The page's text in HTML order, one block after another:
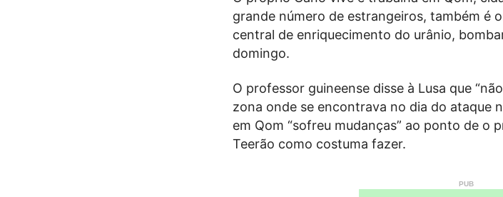
grande número de estrangeiros, também é
central de enriquecimento do urânio,
domingo.
O professor guineense disse à Lusa que
zona onde se encontrava no dia do ataque
em Qom “sofreu mudanças” ao ponto de o
Teerão como costuma fazer.